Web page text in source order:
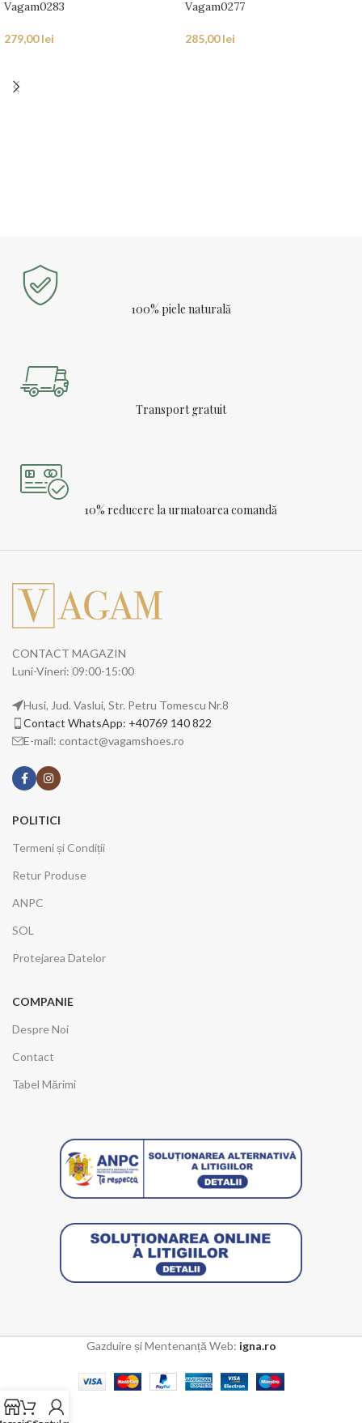
Vagam0283
279,00lei
Vagam0277
285,00lei
100% piele naturală
Transport gratuit
10% reducere la urmatoarea comandă
CONTACT MAGAZIN
Luni-Vineri: 09:00-15:00
Husi, Jud. Vaslui, Str. Petru Tomescu Nr.8
Contact WhatsApp: +40769 140 822
E-mail: contact@vagamshoes.ro
POLITICI
Termeni și Condiții
Retur Produse
ANPC
SOL
Protejarea Datelor
COMPANIE
Despre Noi
Contact
Tabel Mărimi
Gazduire și Mentenanță Web: igna.ro